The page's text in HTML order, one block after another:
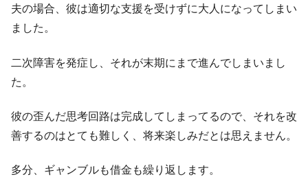
夫の場合、彼は適切な支援を受けずに大人になってしまい
ました。
二次障害を発症し、それが末期にまで進んでしまいまし
た。
彼の歪んだ思考回路は完成してしまってるので、それを改
善するのはとても難しく、将来楽しみだとは思えません。
多分、ギャンブルも借金も繰り返します。